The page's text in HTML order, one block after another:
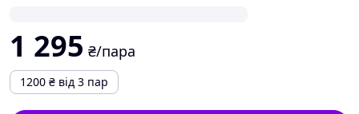
1 295 ₴/пара
1200 ₴ від 3 пар